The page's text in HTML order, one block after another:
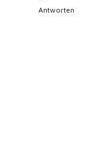
Antworten